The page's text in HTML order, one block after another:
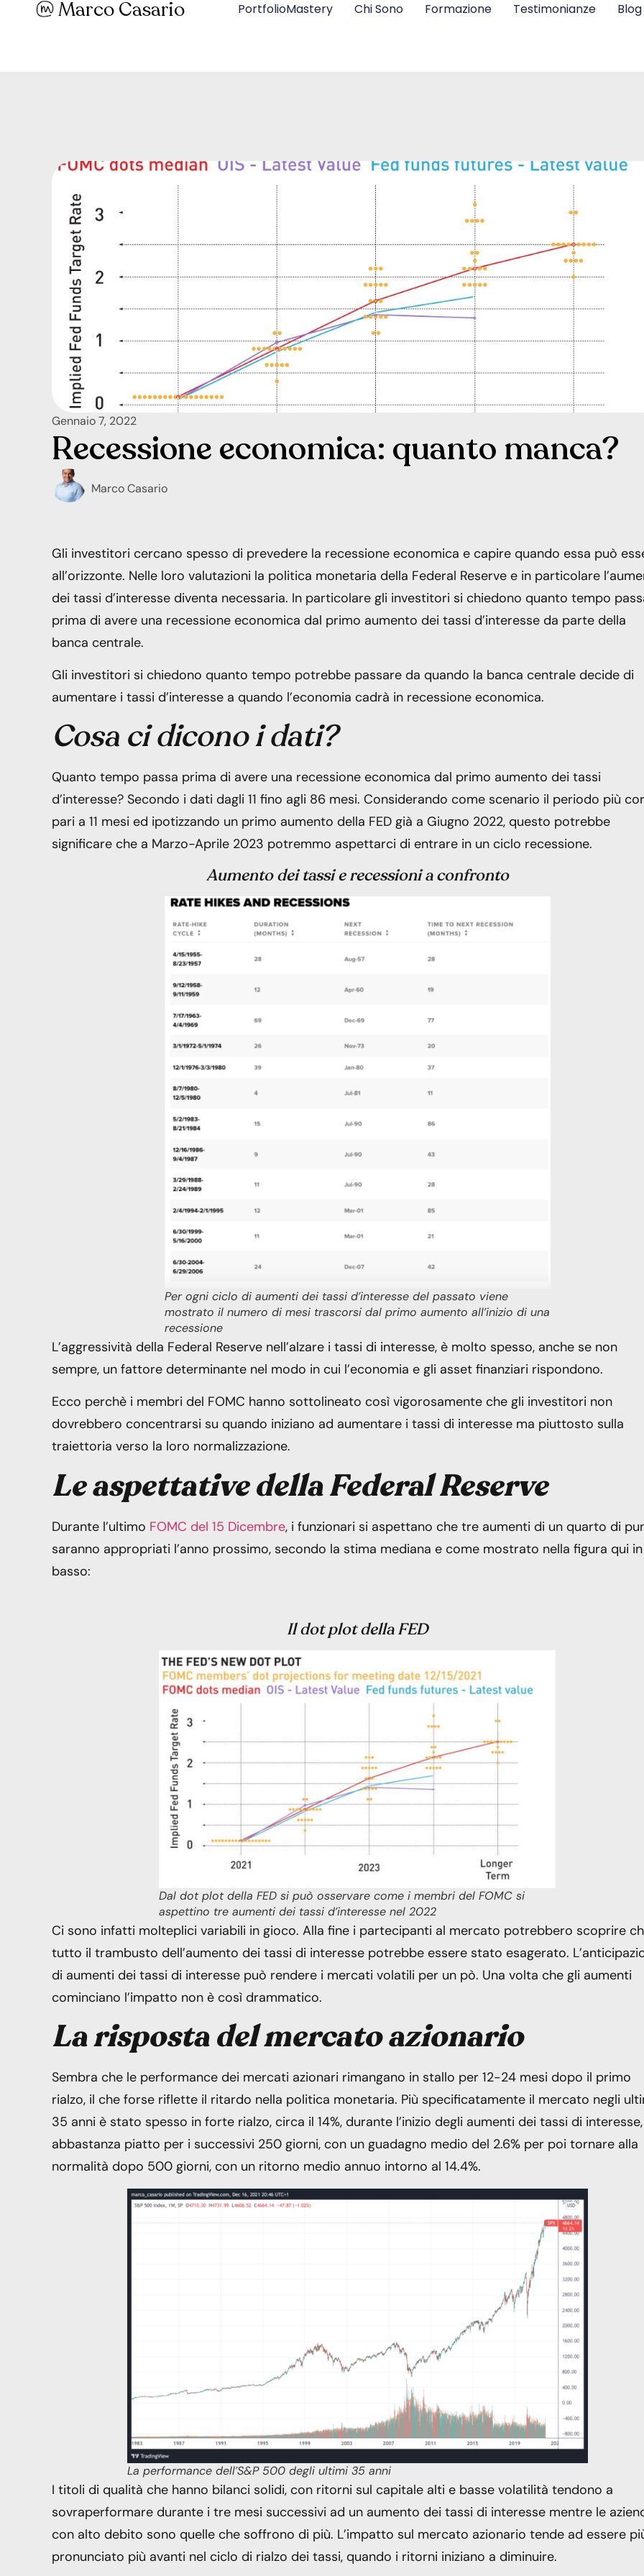
Marco Casario PortfolioMastery Chi Sono Formazione Testimonianze Blog
Gennaio 7, 2022
Recessione economica: quanto manca?
Marco Casario
Gli investitori cercano spesso di prevedere la recessione economica e capire quando essa può
all’orizzonte. Nelle loro valutazioni la politica monetaria della Federal Reserve e in particolare
dei tassi d’interesse diventa necessaria. In particolare gli investitori si chiedono quanto tempo
prima di avere una recessione economica dal primo aumento dei tassi d’interesse da parte della
banca centrale.
Gli investitori si chiedono quanto tempo potrebbe passare da quando la banca centrale decide di
aumentare i tassi d’interesse a quando l’economia cadrà in recessione economica.
Cosa ci dicono i dati?
Quanto tempo passa prima di avere una recessione economica dal primo aumento dei tassi
d’interesse? Secondo i dati dagli 11 fino agli 86 mesi. Considerando come scenario il periodo più
pari a 11 mesi ed ipotizzando un primo aumento della FED già a Giugno 2022, questo potrebbe
significare che a Marzo-Aprile 2023 potremmo aspettarci di entrare in un ciclo recessione.
Aumento dei tassi e recessioni a confronto
Per ogni ciclo di aumenti dei tassi d’interesse del passato viene
mostrato il numero di mesi trascorsi dal primo aumento all’inizio di una
recessione
L’aggressività della Federal Reserve nell’alzare i tassi di interesse, è molto spesso, anche se non
sempre, un fattore determinante nel modo in cui l’economia e gli asset finanziari rispondono.
Ecco perchè i membri del FOMC hanno sottolineato così vigorosamente che gli investitori non
dovrebbero concentrarsi su quando iniziano ad aumentare i tassi di interesse ma piuttosto sulla
traiettoria verso la loro normalizzazione.
Le aspettative della Federal Reserve
Durante l’ultimo FOMC del 15 Dicembre, i funzionari si aspettano che tre aumenti di un quarto di
saranno appropriati l’anno prossimo, secondo la stima mediana e come mostrato nella figura qui in
basso:
Il dot plot della FED
Dal dot plot della FED si può osservare come i membri del FOMC si
aspettino tre aumenti dei tassi d’interesse nel 2022
Ci sono infatti molteplici variabili in gioco. Alla fine i partecipanti al mercato potrebbero scoprire
tutto il trambusto dell’aumento dei tassi di interesse potrebbe essere stato esagerato.
di aumenti dei tassi di interesse può rendere i mercati volatili per un pò. Una volta che gli aumenti
cominciano l’impatto non è così drammatico.
La risposta del mercato azionario
Sembra che le performance dei mercati azionari rimangano in stallo per 12-24 mesi dopo il primo
rialzo, il che forse riflette il ritardo nella politica monetaria. Più specificatamente il mercato negli
35 anni è stato spesso in forte rialzo, circa il 14%, durante l’inizio degli aumenti dei tassi di interesse,
abbastanza piatto per i successivi 250 giorni, con un guadagno medio del 2.6% per poi tornare alla
normalità dopo 500 giorni, con un ritorno medio annuo intorno al 14.4%.
La performance dell’S&P 500 degli ultimi 35 anni
I titoli di qualità che hanno bilanci solidi, con ritorni sul capitale alti e basse volatilità tendono a
sovraperformare durante i tre mesi successivi ad un aumento dei tassi di interesse mentre le
con alto debito sono quelle che soffrono di più. L’impatto sul mercato azionario tende ad essere
pronunciato più avanti nel ciclo di rialzo dei tassi, quando i ritorni iniziano a diminuire.